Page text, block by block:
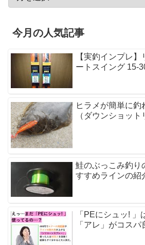
今月の人気記事
【実釣インプレ
ートスイング 15-
ヒラメが簡単に釣
（ダウンショット
鮭のぶっこみ釣り
すすめラインの紹
「PEにシュッ!
「アレ」がコス